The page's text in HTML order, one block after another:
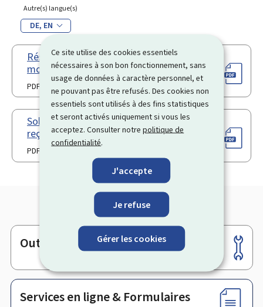
Ce site utilise des cookies essentiels
nécessaires à son bon fonctionnement, sans
usage de données à caractère personnel, et
ne pouvant pas être refusés. Des cookies non
essentiels sont utilisés à des fins statistiques
et seront activés uniquement si vous les
acceptez. Consulter notrepolitique de
confidentialité.
J'accepte
Je refuse
Gérer les cookies
Autre(s) langue(s)
DE EN
Résiliation du contrat à l’essai -
modèle de lettre (Pdf)
PDF
Solde de tout compte - modèle de
reçu (Pdf)
PDF
Pied
de
page
Outils
Services en ligne & Formulaires